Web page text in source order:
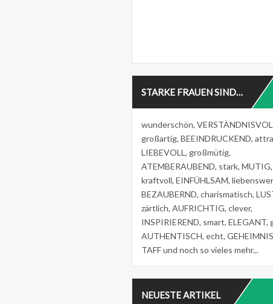
STARKE FRAUEN SIND…
wunderschön,
großartig, BEEINDRUCKEND,
LIEBEVOLL, großmütig,
ATEMBERAUBEND, stark, MUTIG,
kraftvoll, EINFÜHLSAM,
BEZAUBERND, charismatisch,
zärtlich, AUFRICHTIG, clever,
INSPIRIEREND, smart, ELEGANT,
AUTHENTISCH, echt,
TAFF und noch so vieles mehr...
NEUESTE ARTIKEL